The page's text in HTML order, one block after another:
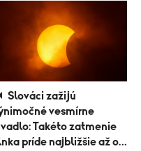
vesmírne
Takéto zatmenie
príde najbližšie až o